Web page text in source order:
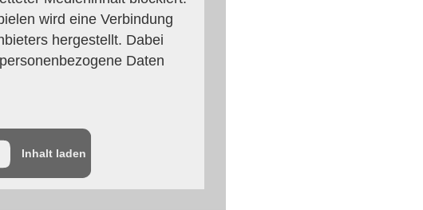
wird eine Verbindung
hergestellt. Dabei
Daten
Inhalt laden